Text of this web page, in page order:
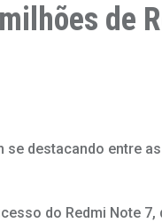
de
destacando entre
do Redmi Note